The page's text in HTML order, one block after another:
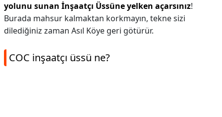
yolunu sunan İnşaatçı Üssüne yelken açarsınız!
Burada mahsur kalmaktan korkmayın, tekne sizi
dilediğiniz zaman Asıl Köye geri götürür.
COC inşaatçı üssü ne?